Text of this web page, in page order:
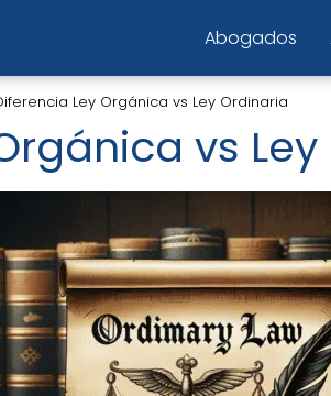
Abogados
Ley Orgánica vs Ley Ordinaria
vs